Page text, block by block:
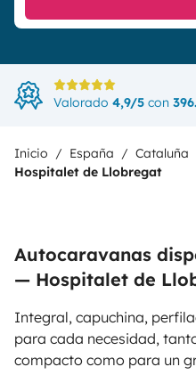
Valorado 4,9/5 con
Inicio España Cataluña
Hospitalet de Llobregat
Autocaravanas
— Hospitalet de
Integral, capuchina,
para cada necesidad,
compacto como para un